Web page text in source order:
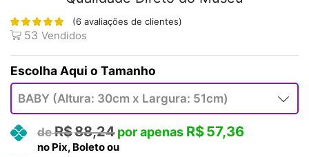
(6 avaliações de clientes)
53 Vendidos
Tamanho
R$88,24 R$57,36
no Pix, Boleto ou